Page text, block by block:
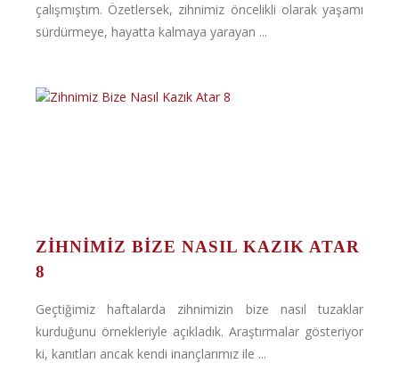
çalışmıştım. Özetlersek, zihnimiz öncelikli olarak yaşamı
sürdürmeye, hayatta kalmaya yarayan ...
ZIHNIMIZ BIZE NASIL KAZIK ATAR
8
Geçtiğimiz haftalarda zihnimizin bize nasıl tuzaklar
kurduğunu örnekleriyle açıkladık. Araştırmalar gösteriyor
ki, kanıtları ancak kendi inançlarımız ile ...